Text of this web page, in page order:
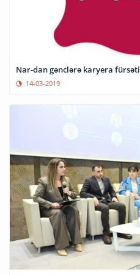
Nar-dan gənclərə karyera fürsəti
14-03-2019